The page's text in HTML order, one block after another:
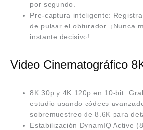
por segundo.
Pre-captura inteligente:
de pulsar el obturador. ¡Nunca
instante decisivo!.
Video Cinematográfico
8K 30p y 4K 120p en 10-bit:
estudio usando códecs
sobremuestreo de 8.6K para
Estabilización DynamIQ Active